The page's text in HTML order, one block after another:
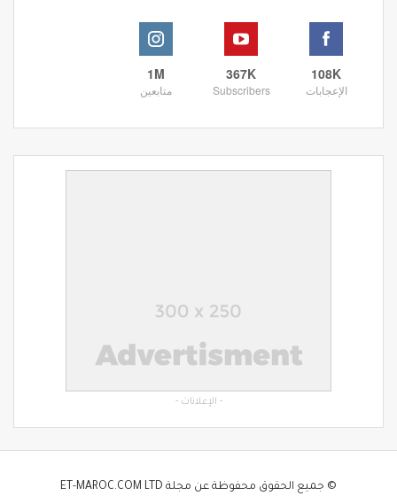
108K
الإعجابات
367K
Subscribers
1M
متابعين
- الإعلانات -
© جميع الحقوق محفوظة عن مجلة ET-MAROC.COM LTD